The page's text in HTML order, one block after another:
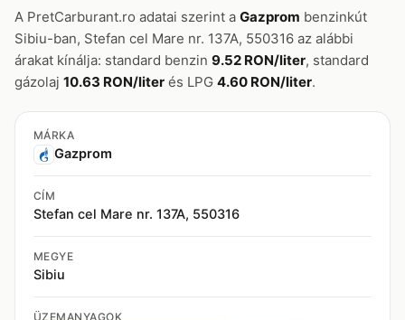
A PretCarburant.ro adatai szerint a Gazprom benzinkút
Sibiu-ban, Stefan cel Mare nr. 137A, 550316 az alábbi
árakat kínálja: standard benzin 9.52 RON/liter, standard
gázolaj 10.63 RON/liter és LPG 4.60 RON/liter.
MÁRKA
Gazprom
CÍM
Stefan cel Mare nr. 137A, 550316
MEGYE
Sibiu
ÜZEMANYAGOK